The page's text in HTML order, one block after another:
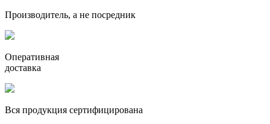
Производитель, а не посредник
Оперативная
доставка
Вся продукция сертифицирована